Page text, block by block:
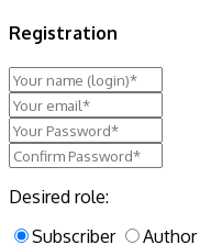
Registration
Desired role:
Subscriber
Author